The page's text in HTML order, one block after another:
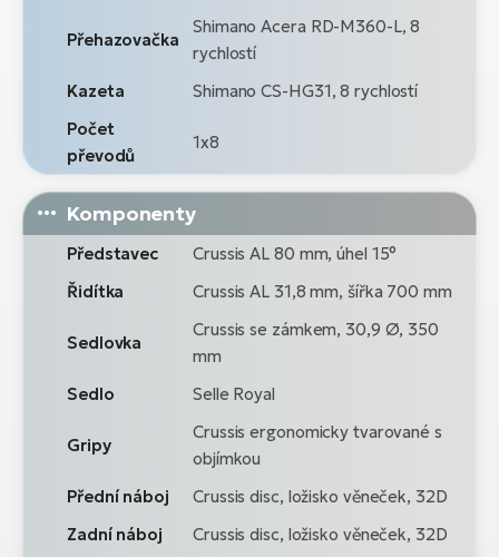
Přehazovačka
Shimano Acera RD-M360-L, 8
rychlostí
Kazeta
Shimano CS-HG31, 8 rychlostí
Počet
převodů
1x8
Komponenty
Představec
Crussis AL 80 mm, úhel 15°
Řidítka
Crussis AL 31,8 mm, šířka 700 mm
Sedlovka
Crussis se zámkem, 30,9 Ø, 350
mm
Sedlo
Selle Royal
Gripy
Crussis ergonomicky tvarované s
objímkou
Přední náboj
Crussis disc, ložisko věneček, 32D
Zadní náboj
Crussis disc, ložisko věneček, 32D